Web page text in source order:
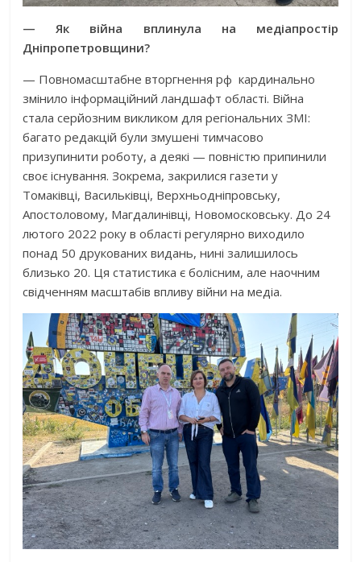
— Як війна вплинула на медіапростір
Дніпропетровщини?
— Повномасштабне вторгнення рф кардинально
змінило інформаційний ландшафт області. Війна
стала серйозним викликом для регіональних ЗМІ:
багато редакцій були змушені тимчасово
призупинити роботу, а деякі — повністю припинили
своє існування. Зокрема, закрилися газети у
Томаківці, Васильківці, Верхньодніпровську,
Апостоловому, Магдалинівці, Новомосковську. До 24
лютого 2022 року в області регулярно виходило
понад 50 друкованих видань, нині залишилось
близько 20. Ця статистика є болісним, але наочним
свідченням масштабів впливу війни на медіа.